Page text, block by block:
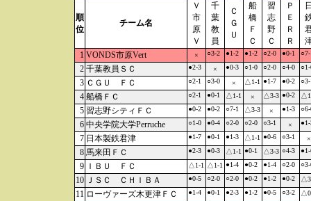
順
位
チーム名
Ｖ
市
原
Ｖ
千
葉
教
員
Ｃ
Ｇ
Ｕ
船
橋
Ｆ
Ｃ
習
志
野
Ｃ
Ｐ
Ｅ
Ｒ
Ｒ
1 VONDS市原Vert × ○3-2 ●1-2 ●1-2 ○2-0 ●0-1 ○7-
2 千葉教員ＳＣ ●2-3 × ●0-3 ○1-0 ○2-0 ○4-0 ○1-
3 ＣＧＵ ＦＣ ○2-1 ○3-0 × △1-1 ●1-7 ●0-2 ○3-
4 船橋ＦＣ ○2-1 ●0-1 △1-1 × △3-3 ●0-2
5 習志野シティＦＣ ●0-2 ●0-2 ○7-1 △3-3 × ●1-3 ○6-
6 中央学院大学Perruche ○1-0 ●0-4 ○2-0 ○2-0 ○3-1 × ●1-
7 日本製鉄君津 ●1-7 ●0-1 ●1-3 △1-1 ●0-6 ○3-1 ×
8 馬来田ＦＣ ●2-3 ●0-3 △1-1 ●0-1 △3-3 ○4-3 ●1-
9 ＩＢＵ ＦＣ △1-1 △1-1 ●1-4 ●0-2 ●1-4 ○2-0 ○3-
10 ＪＳＣ ＣＨＩＢＡ ●0-5 ○2-0 ○2-0 ●0-2 ●1-2 ●0-2
11 ローヴァーズ木更津ＦＣ ●1-4 ●0-1 ●2-3 ●1-2 ●0-5 ○3-2